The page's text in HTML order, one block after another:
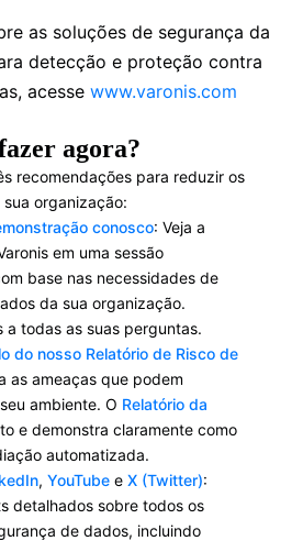
as soluções de segurança da
detecção e proteção contra
acesse www.varonis.com
agora?
recomendações para reduzir os
organização:
conosco: Veja a
em uma sessão
base nas necessidades de
da sua organização.
a todas as suas perguntas.
do nosso Relatório de Risco de
as ameaças que podem
ambiente. O Relatório da
e demonstra claramente como
automatizada.
, YouTube e X (Twitter):
detalhados sobre todos os
de dados, incluindo